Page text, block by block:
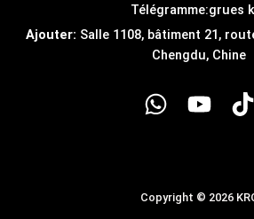
Télégramme:grues
Ajouter: Salle 1108, bâtiment 21,
Chengdu, Chine
Copyright © 2026